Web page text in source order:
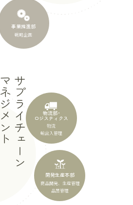
事業推進部
戦略企画
サプライチェーン
マネジメント 物流部･
ロジスティクス
物流
輸出入管理
開発生産本部
商品開発、生産管理
品質管理